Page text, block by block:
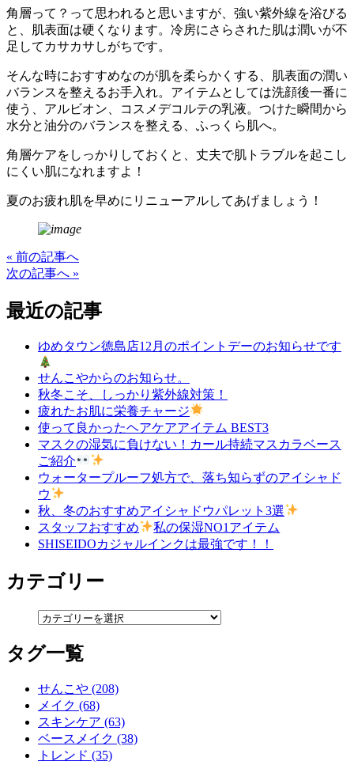
角層って？って思われると思いますが、強い紫外線を浴びる
と、肌表面は硬くなります。冷房にさらされた肌は潤いが不
足してカサカサしがちです。
そんな時におすすめなのが肌を柔らかくする、肌表面の潤い
バランスを整えるお手入れ。アイテムとしては洗顔後一番に
使う、アルビオン、コスメデコルテの乳液。つけた瞬間から
水分と油分のバランスを整える、ふっくら肌へ。
角層ケアをしっかりしておくと、丈夫で肌トラブルを起こし
にくい肌になれますよ！
夏のお疲れ肌を早めにリニューアルしてあげましょう！
« 前の記事へ
次の記事へ »
最近の記事
ゆめタウン徳島店12月のポイントデーのお知らせです
せんこやからのお知らせ。
秋冬こそ、しっかり紫外線対策！
疲れたお肌に栄養チャージ
使って良かったヘアケアアイテム BEST3
マスクの湿気に負けない！カール持続マスカラベース
ご紹介
ウォータープルーフ処方で、落ち知らずのアイシャド
ウ
秋、冬のおすすめアイシャドウパレット3選
スタッフおすすめ
私の保湿NO1アイテム
SHISEIDOカジャルインクは最強です！！
カテゴリー
タグ一覧
せんこや (208)
メイク (68)
スキンケア (63)
ベースメイク (38)
トレンド (35)